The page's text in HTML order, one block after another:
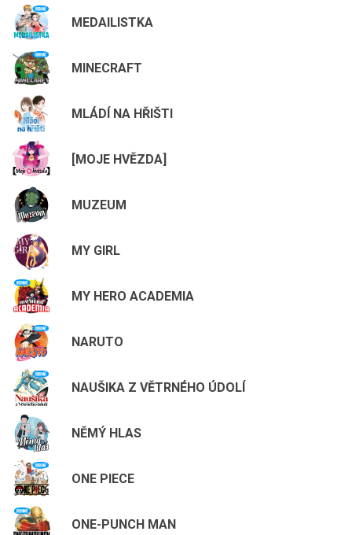
MEDAILISTKA
MINECRAFT
MLÁDÍ NA HŘIŠTI
[MOJE HVĚZDA]
MUZEUM
MY GIRL
MY HERO ACADEMIA
NARUTO
NAUŠIKA Z VĚTRNÉHO ÚDOLÍ
NĚMÝ HLAS
ONE PIECE
ONE-PUNCH MAN